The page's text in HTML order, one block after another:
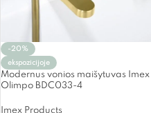
-20%
ekspozicijoje
Modernus vonios maišytuvas Imex
Olimpo BDC033-4
Imex Products